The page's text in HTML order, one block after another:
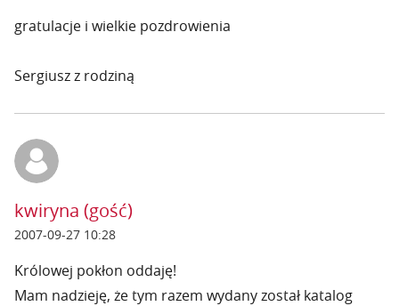
gratulacje i wielkie pozdrowienia
Sergiusz z rodziną
kwiryna (gość)
2007-09-27 10:28
Królowej pokłon oddaję!
Mam nadzieję, że tym razem wydany został katalog